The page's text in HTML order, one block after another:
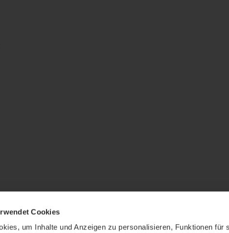
Cookies
um Inhalte und Anzeigen zu personalisieren, Funktionen für